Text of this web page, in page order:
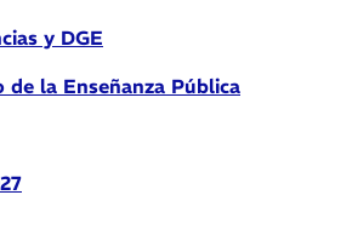
y DGE
la Enseñanza Pública